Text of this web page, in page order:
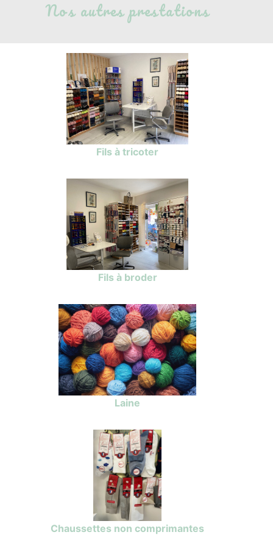
Nos autres prestations
Fils à tricoter
Fils à broder
Laine
Chaussettes non comprimantes